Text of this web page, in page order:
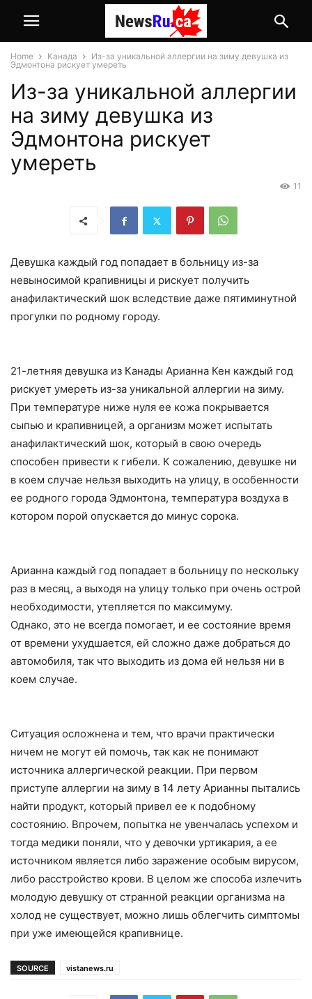
Home Канада
Из-за уникальной аллергии на зиму девушка из
Эдмонтона рискует умереть
Из-за уникальной аллергии
на зиму девушка из
Эдмонтона рискует
умереть
11
Девушка каждый год попадает в больницу из-за
невыносимой крапивницы и рискует получить
анафилактический шок вследствие даже пятиминутной
прогулки по родному городу.
21-летняя девушка из Канады Арианна Кен каждый год
рискует умереть из-за уникальной аллергии на зиму.
При температуре ниже нуля ее кожа покрывается
сыпью и крапивницей, а организм может испытать
анафилактический шок, который в свою очередь
способен привести к гибели. К сожалению, девушке ни
в коем случае нельзя выходить на улицу, в особенности
ее родного города Эдмонтона, температура воздуха в
котором порой опускается до минус сорока.
Арианна каждый год попадает в больницу по нескольку
раз в месяц, а выходя на улицу только при очень острой
необходимости, утепляется по максимуму.
Однако, это не всегда помогает, и ее состояние время
от времени ухудшается, ей сложно даже добраться до
автомобиля, так что выходить из дома ей нельзя ни в
коем случае.
Ситуация осложнена и тем, что врачи практически
ничем не могут ей помочь, так как не понимают
источника аллергической реакции. При первом
приступе аллергии на зиму в 14 лету Арианны пытались
найти продукт, который привел ее к подобному
состоянию. Впрочем, попытка не увенчалась успехом и
тогда медики поняли, что у девочки уртикария, а ее
источником является либо заражение особым вирусом,
либо расстройство крови. В целом же способа излечить
молодую девушку от странной реакции организма на
холод не существует, можно лишь облегчить симптомы
при уже имеющейся крапивнице.
SOURCE vistanews.ru